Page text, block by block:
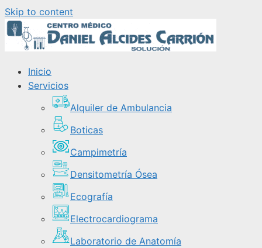
Skip to content
Inicio
Servicios
Alquiler de Ambulancia
Boticas
Campimetría
Densitometría Ósea
Ecografía
Electrocardiograma
Laboratorio de Anatomía